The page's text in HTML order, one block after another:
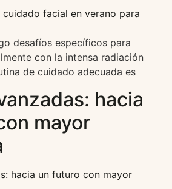
desafíos específicos para
con la intensa radiación
de cuidado adecuada es
hacia
mayor